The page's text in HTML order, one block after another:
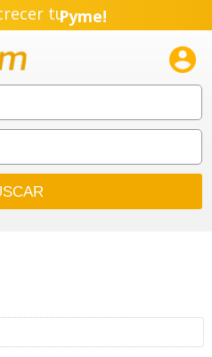
tuPyme!
Emprendimiento!
